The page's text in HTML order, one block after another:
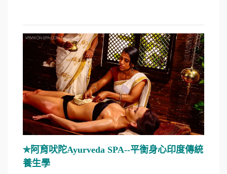
✯阿育吠陀Ayurveda SPA--平衡身心印度傳統
養生學